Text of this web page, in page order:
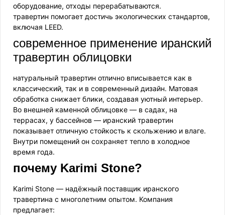
оборудование, отходы перерабатываются.
травертин помогает достичь экологических стандартов,
включая LEED.
современное применение иранский
травертин облицовки
натуральный травертин отлично вписывается как в
классический, так и в современный дизайн. Матовая
обработка снижает блики, создавая уютный интерьер.
Во внешней каменной облицовке — в садах, на
террасах, у бассейнов — иранский травертин
показывает отличную стойкость к скольжению и влаге.
Внутри помещений он сохраняет тепло в холодное
время года.
почему Karimi Stone?
Karimi Stone — надёжный поставщик иранского
травертина с многолетним опытом. Компания
предлагает: